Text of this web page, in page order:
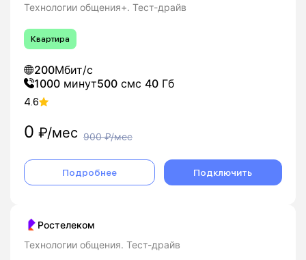
Технологии общения+. Тест-драйв
Квартира
200Мбит/с
1000 минут500 смс 40 Гб
4.6
0 ₽/мес 900₽/мес
Подробнее Подключить
Ростелеком
Технологии общения. Тест-драйв